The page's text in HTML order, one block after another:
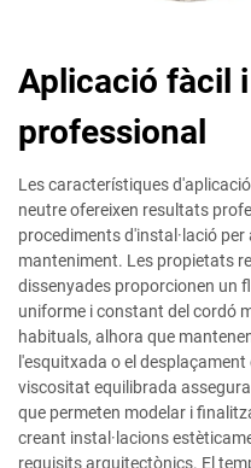
Aplicació fàcil
professional
Les característiques
neutre ofereixen resultats
procediments d'instal·lació
manteniment. Les propietats
dissenyades proporcionen un
uniforme i constant del cordó
habituals, alhora que
l'esquitxada o el
viscositat equilibrada
que permeten modelar i
creant instal·lacions
requisits arquitectònics. El